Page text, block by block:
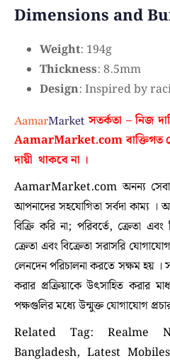
Dimensions and
Weight: 194g
Thickness: 8.5mm
Design: Inspired by
সতর্কতা – নিজ
AamarMarket.com
দায়ী থাকবে না ।
AamarMarket.com অনন্য
আপনাদের সহযোগিতা সর্বদা কাম্য ।
বিক্রি করি না; পরিবর্তে, ক্রেতা
ক্রেতা এবং বিক্রেতা সরাসরি
লেনদেন পরিচালনা করতে সক্ষম হয় ।
করার প্রক্রিয়াকে উৎসাহিত করার
পক্ষগুলির মধ্যে উন্মুক্ত যোগাযোগ
Related Tag: Realme
Bangladesh, Latest